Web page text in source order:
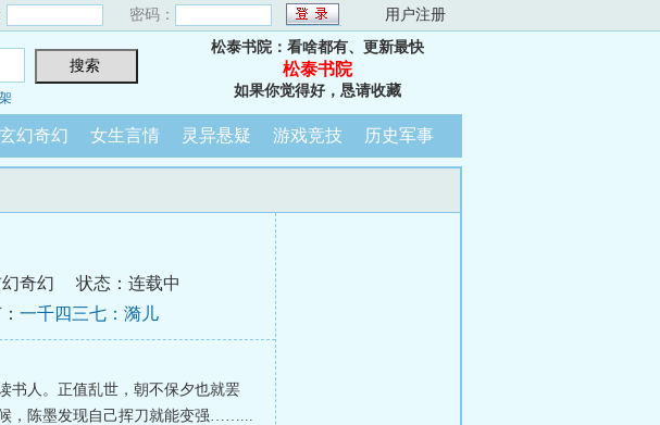
密码： 用户注册
松泰书院：看啥都有、更新最快
松泰书院
如果你觉得好，恳请收藏
玄幻奇幻 女生言情 灵异悬疑 游戏竞技 历史军事
奇幻
状态：连载中
一千四三七：漪儿
书人。正值乱世，朝不保夕也就罢
，陈墨发现自己挥刀就能变强……...